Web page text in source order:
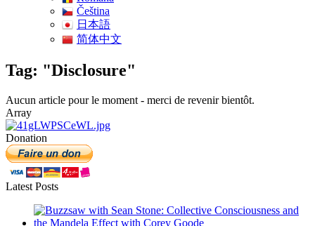
Čeština
日本語
简体中文
Tag: "Disclosure"
Aucun article pour le moment - merci de revenir bientôt.
Array
Donation
Latest Posts